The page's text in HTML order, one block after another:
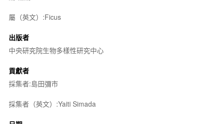
屬（英文）:Ficus
出版者
中央研究院生物多樣性研究中心
貢獻者
採集者:島田彌市
採集者（英文）:Yaiti Simada